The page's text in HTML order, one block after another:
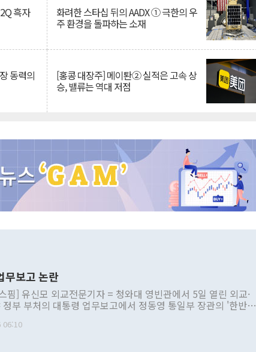
흑자 화려한 스타십 뒤의 AADX ① 극한의 우
주 환경을 돌파하는 소재
동력의 [홍콩 대장주] 메이퇀② 실적은 고속 상
승, 밸류는 역대 저점
무보고 논란
핌] 유신모 외교전문기자 = 청와대 영빈관에서 5일 열린 외교·
정부 부처의 대통령 업무보고에서 정동영 통일부 장관의 '한반도
정부 내 조율을 거치지 않은 사안을 정책으로 추진하겠다고 공
06:10